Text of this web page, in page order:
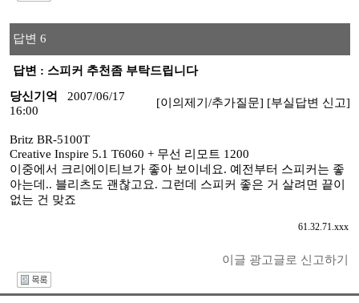
답변 6
답변 : 스피커 추천좀 부탁드립니다
당신기억
2007/06/17
16:00
[이의제기/추가질문] [부실답변 신고]
Britz BR-5100T
Creative Inspire 5.1 T6060 + 무선 리모트 1200
이중에서 크리에이티브가 좋아 보이네요. 예전부터 스피커는 좋
아는데.. 블리츠도 괜찮고요. 그런데 스피커 좋은 거 살려면 끝이
없는 건 맞죠
61.32.71.xxx
이글 광고글로 신고하기